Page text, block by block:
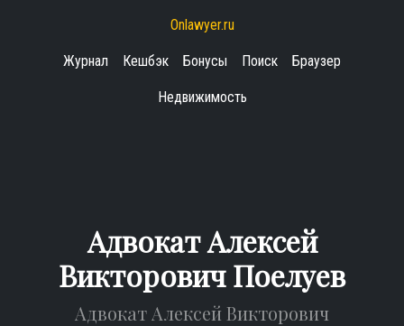
Onlawyer.ru
Журнал Кешбэк Бонусы Поиск Браузер
Недвижимость
Адвокат Алексей
Викторович Поелуев
Адвокат Алексей Викторович